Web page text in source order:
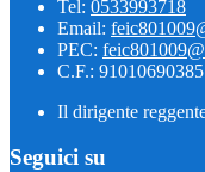
Tel: 0533993718
Email:
PEC:
C.F.: 91010690385
Il dirigente
Seguici su